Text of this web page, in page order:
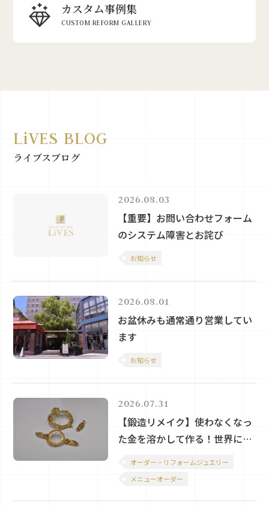
カスタム事例集
CUSTOM REFORM GALLERY
LiVES BLOG
ライブスブログ
2026.08.03
【重要】お問い合わせフォーム
のシステム障害とお詫び
お知らせ
2026.08.01
お盆休みも通常通り営業してい
ます
お知らせ
2026.07.31
【鍛造リメイク】使わなくなっ
た金を溶かして作る！世界にひ
オーダー・リフォームジュエリー
メニューオーダー